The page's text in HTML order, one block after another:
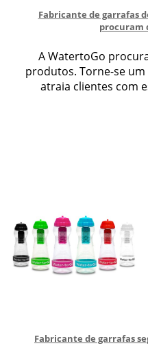
Fabricante de garrafas
procuram
A WatertoGo
produtos. Torne-se
atraia clientes com
Fabricante de garrafas